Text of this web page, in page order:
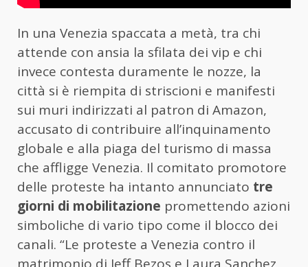
In una Venezia spaccata a metà, tra chi
attende con ansia la sfilata dei vip e chi
invece contesta duramente le nozze, la
città si è riempita di striscioni e manifesti
sui muri indirizzati al patron di Amazon,
accusato di contribuire all’inquinamento
globale e alla piaga del turismo di massa
che affligge Venezia. Il comitato promotore
delle proteste ha intanto annunciato tre
giorni di mobilitazione promettendo azioni
simboliche di vario tipo come il blocco dei
canali. “Le proteste a Venezia contro il